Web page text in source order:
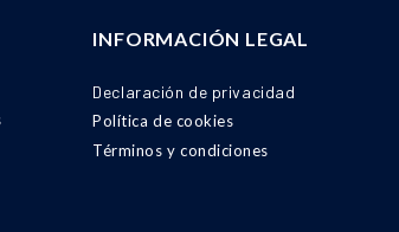
INFORMACIÓN LEGAL
Declaración de privacidad
Política de cookies
Términos y condiciones